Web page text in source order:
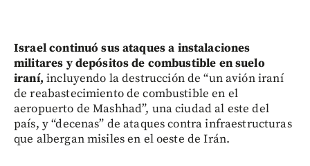
Israel continuó sus ataques a instalaciones
militares y depósitos de combustible en suelo
iraní, incluyendo la destrucción de “un avión iraní
de reabastecimiento de combustible en el
aeropuerto de Mashhad”, una ciudad al este del
país, y “decenas” de ataques contra infraestructuras
que albergan misiles en el oeste de Irán.